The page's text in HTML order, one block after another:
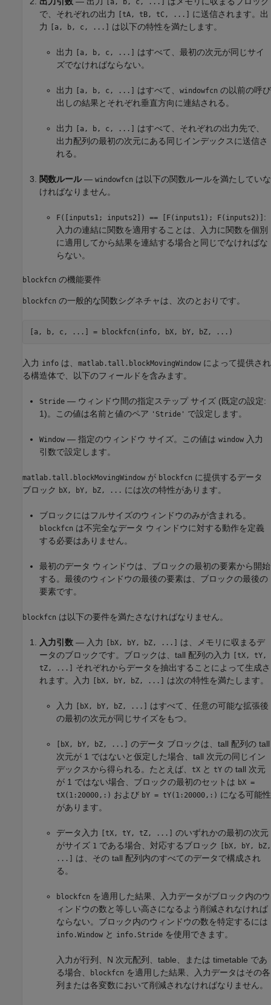
[a, b, c, ...]
で、それぞれの出力
[tA, tB, tC, ...]
に送信されます。出
力
[a, b, c, ...] は以下の特性を満たします。
出力 [a, b, c, ...]
はすべて、最初の次元が同じサイ
ズでなければならない。
出力 [a, b, c, ...] はすべて、 windowfcn の以前の呼び
出しの結果とそれぞれ垂直方向に連結される。
出力 [a, b, c, ...]
はすべて、それぞれの出力先で、
出力配列の最初の次元にある同じインデックスに送信さ
れる。
関数ルール— windowfcn は以下の関数ルールを満たしていな
ければなりません。
F([inputs1; inputs2]) == [F(inputs1); F(inputs2)] :
入力の連結に関数を適用することは、入力に関数を個別
に適用してから結果を連結する場合と同じでなければな
らない。
blockfcn の機能要件
blockfcn の一般的な関数シグネチャは、次のとおりです。
[a, b, c, ...] = blockfcn(info, bX, bY, bZ, ...)
入力 info は、 matlab.tall.blockMovingWindow によって提供され
る構造体で、以下のフィールドを含みます。
Stride — ウィンドウ間の指定ステップ サイズ (既定の設定:
1)。この値は名前と値のペア 'Stride' で設定します。
Window — 指定のウィンドウ サイズ。この値は window 入力
引数で設定します。
matlab.tall.blockMovingWindow が blockfcn に提供するデータ
ブロック bX, bY, bZ, ... には次の特性があります。
ブロックにはフルサイズのウィンドウのみが含まれる。
blockfcn は不完全なデータ ウィンドウに対する動作を定義
する必要はありません。
最初のデータ ウィンドウは、ブロックの最初の要素から開始
する。最後のウィンドウの最後の要素は、ブロックの最後の
要素です。
blockfcn は以下の要件を満たさなければなりません。
入力引数 — 入力 [bX, bY, bZ, ...]
は、メモリに収まるデ
ータのブロックです。ブロックは、tall 配列の入力
[tX, tY,
tZ, ...]
それぞれからデータを抽出することによって生成さ
れます。入力
[bX, bY, bZ, ...] は次の特性を満たします。
入力 [bX, bY, bZ, ...]
はすべて、任意の可能な拡張後
の最初の次元が同じサイズをもつ。
[bX, bY, bZ, ...]
のデータ ブロックは、tall 配列の tall
次元が 1 ではないと仮定した場合、tall 次元の同じイン
デックスから得られる。たとえば、 tX と tY の tall 次元
が 1 ではない場合、ブロックの最初のセットは bX =
tX(1:20000,:) および bY = tY(1:20000,:) になる可能性
があります。
データ入力 [tX, tY, tZ, ...]
のいずれかの最初の次元
がサイズ 1 である場合、対応するブロック
[bX, bY, bZ,
...]
は、その tall 配列内のすべてのデータで構成され
る。
blockfcn を適用した結果、入力データがブロック内のウ
ィンドウの数と等しい高さになるよう削減されなければ
ならない。ブロック内のウィンドウの数を特定するには
info.Window と info.Stride を使用できます。
入力が行列、N 次元配列、table、または timetable であ
る場合、
blockfcn を適用した結果、入力データはその各
列または各変数において削減されなければなりません。